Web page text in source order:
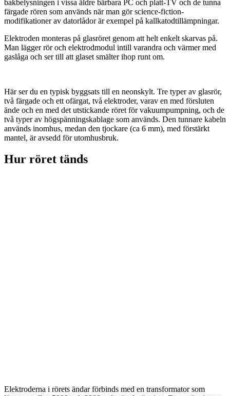
bakbelysningen i vissa äldre bärbara PC och platt-TV och de tunna
färgade rören som används när man gör science-fiction-
modifikationer av datorlådor är exempel på kallkatodtillämpningar.
Elektroden monteras på glasröret genom att helt enkelt skarvas på.
Man lägger rör och elektrodmodul intill varandra och värmer med
gaslåga och ser till att glaset smälter ihop runt om.
Här ser du en typisk byggsats till en neonskylt. Tre typer av glasrör,
två färgade och ett ofärgat, två elektroder, varav en med försluten
ände och en med det utstickande röret för vakuumpumpning, och de
två typer av högspänningskablage som används. Den tunnare kabeln
används inomhus, medan den tjockare (ca 6 mm), med förstärkt
mantel, är avsedd för utomhusbruk.
Hur röret tänds
Elektroderna i rörets ändar förbinds med en transformator som